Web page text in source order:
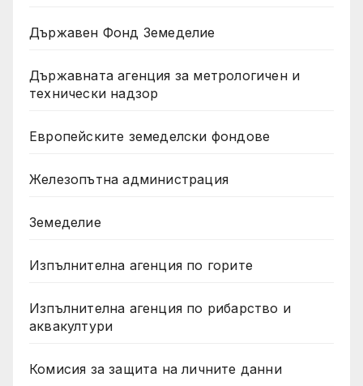
Държавен Фонд Земеделие
Държавната агенция за метрологичен и
технически надзор
Европейските земеделски фондове
Железопътна администрация
Земеделие
Изпълнителна агенция по горите
Изпълнителна агенция по рибарство и
аквакултури
Комисия за защита на личните данни